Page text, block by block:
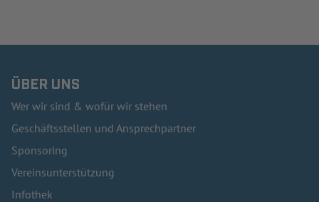
ÜBER UNS
Wer wir sind & wofür wir stehen
Geschäftsstellen und Ansprechpartner
Sponsoring
Vereinsunterstützung
Infothek